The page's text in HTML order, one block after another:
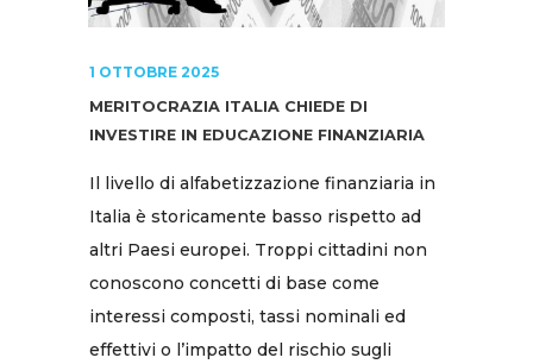
1 OTTOBRE 2025
MERITOCRAZIA ITALIA CHIEDE DI
INVESTIRE IN EDUCAZIONE FINANZIARIA
Il livello di alfabetizzazione finanziaria in
Italia è storicamente basso rispetto ad
altri Paesi europei. Troppi cittadini non
conoscono concetti di base come
interessi composti, tassi nominali ed
effettivi o l’impatto del rischio sugli